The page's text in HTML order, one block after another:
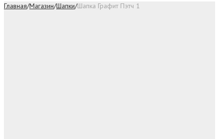
Главная/Магазин/Шапки/Шапка Графит Пэтч 1